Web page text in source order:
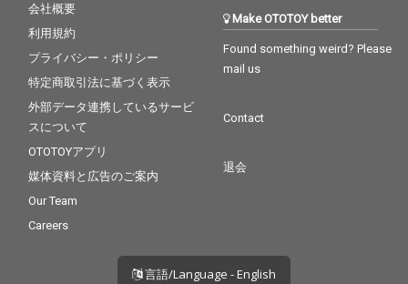
会社概要
利用規約
プライバシー・ポリシー
特定商取引法に基づく表示
外部データ連携しているサービ
スについて
OTOTOYアプリ
媒体資料と広告のご案内
Our Team
Careers
Make OTOTOY better
Found something weird? Please
mail us
Contact
退会
言語/Language - English